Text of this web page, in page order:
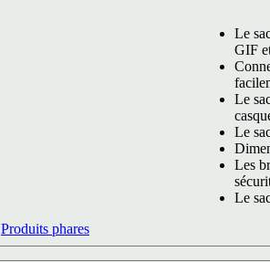
Le
GIF
Le
Le
Les
Le
Produits phares